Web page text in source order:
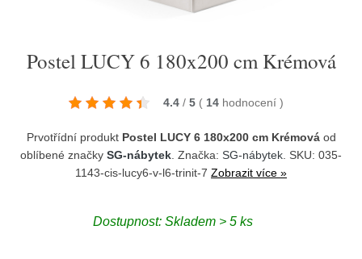
Postel LUCY 6 180x200 cm Krémová
4.4 / 5 ( 14 hodnocení )
Prvotřídní produkt Postel LUCY 6 180x200 cm Krémováod
oblíbené značky SG-nábytek . Značka: SG-nábytek . SKU: 035-
1143-cis-lucy6-v-l6-trinit-7 Zobrazit více »
Dostupnost: Skladem > 5 ks